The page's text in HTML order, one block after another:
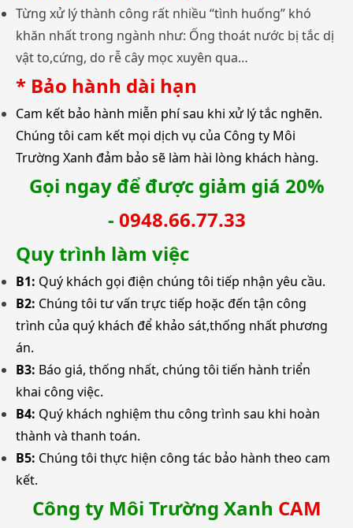
Từng xử lý thành công rất nhiều “tình huống” khó
khăn nhất trong ngành như: Ống thoát nước bị tắc dị
vật to,cứng, do rễ cây mọc xuyên qua…
* Bảo hành dài hạn
Cam kết bảo hành miễn phí sau khi xử lý tắc nghẽn.
Chúng tôi cam kết mọi dịch vụ của Công ty Môi
Trường Xanh đảm bảo sẽ làm hài lòng khách hàng.
Gọi ngay để được giảm giá 20%
- 0948.66.77.33
Quy trình làm việc
B1: Quý khách gọi điện chúng tôi tiếp nhận yêu cầu.
B2: Chúng tôi tư vấn trực tiếp hoặc đến tận công
trình của quý khách để khảo sát,thống nhất phương
án.
B3: Báo giá, thống nhất, chúng tôi tiến hành triển
khai công việc.
B4: Quý khách nghiệm thu công trình sau khi hoàn
thành và thanh toán.
B5: Chúng tôi thực hiện công tác bảo hành theo cam
kết.
Công ty Môi Trường Xanh CAM